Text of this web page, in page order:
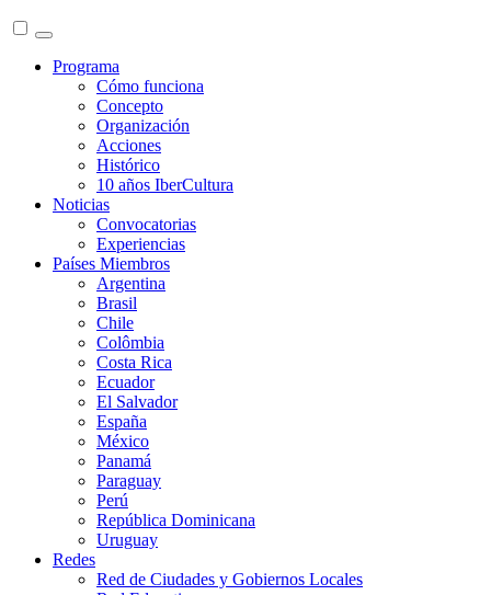
Programa
Cómo funciona
Concepto
Organización
Acciones
Histórico
10 años IberCultura
Noticias
Convocatorias
Experiencias
Países Miembros
Argentina
Brasil
Chile
Colômbia
Costa Rica
Ecuador
El Salvador
España
México
Panamá
Paraguay
Perú
República Dominicana
Uruguay
Redes
Red de Ciudades y Gobiernos Locales